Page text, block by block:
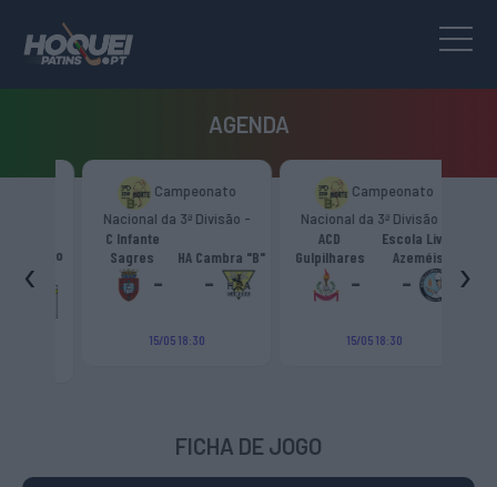
AGENDA
Campeonato
Nacional da 3ª Divisão -
Zona Norte “B”
C Infante
Sagres
-
HA Cambra "B"
15/05 18:30
Campeonato
Nacional da 3ª Divisão -
Zona Norte “B”
Gulpilhares
-
Escola Livre
Azeméis
15/05 18:30
‹ ›
FICHA DE JOGO